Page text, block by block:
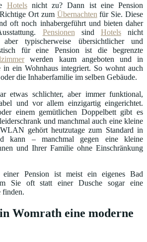
Hotelsnicht zu? Dann ist eine Pension
Ort zum Übernachten für Sie. Diese
oft noch inhabergeführt und bieten daher
Pensionen sind Hotelsnicht
typischerweise übersichtlicher und
für eine Pension ist die begrenzte
werden kaum angeboten und in
in ein Wohnhaus integriert. So wohnt auch
die Inhaberfamilie im selben Gebäude.
etwas schlichter, aber immer funktional,
und vor allem einzigartig eingerichtet.
einem gemütlichen Doppelbett gibt es
und manchmal auch eine kleine
gehört heutzutage zum Standard in
kann – manchmal gegen eine kleine
und Ihrer Familie ohne Einschränkung
Pension ist meist ein eigenes Bad
Sie oft statt einer Dusche sogar eine
finden.
Womrath eine moderne